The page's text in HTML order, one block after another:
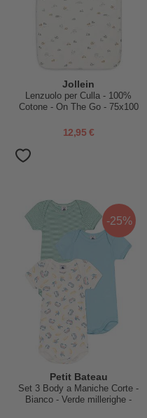
Jollein
Lenzuolo per Culla - 100%
Cotone - On The Go - 75x100
12,95 €
-25%
Petit Bateau
Set 3 Body a Maniche Corte -
Bianco - Verde millerighe -